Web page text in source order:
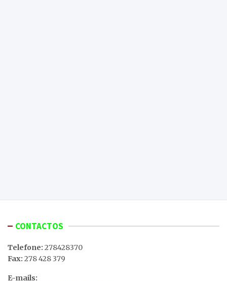
CONTACTOS
Telefone: 278428370
Fax: 278 428 379
E-mails: